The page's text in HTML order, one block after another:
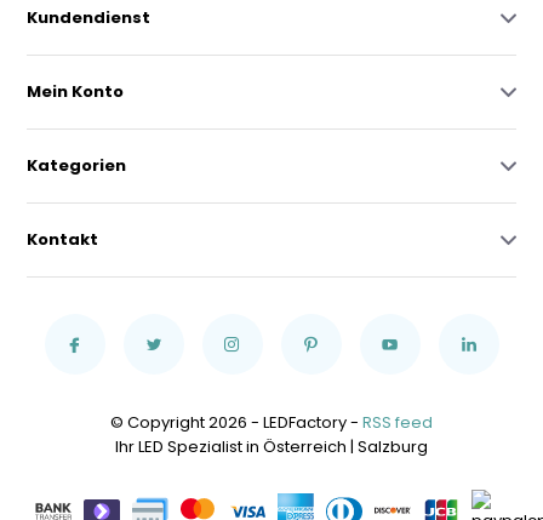
Kundendienst
Mein Konto
Kategorien
Kontakt
© Copyright 2026 - LEDFactory - RSS feed
Ihr LED Spezialist in Österreich | Salzburg